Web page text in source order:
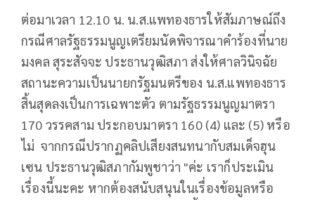
ต่อมาเวลา 12.10 น. น.ส.แพทองธารให้สัมภาษณ์ถึง
กรณีศาลรัฐธรรมนูญเตรียมนัดพิจารณาคำร้องที่นาย
มงคล สุระสัจจะ ประธานวุฒิสภา ส่งให้ศาลวินิจฉัย
สถานะความเป็นนายกรัฐมนตรีของ น.ส.แพทองธาร
สิ้นสุดลงเป็นการเฉพาะตัว ตามรัฐธรรมนูญมาตรา
170 วรรคสาม ประกอบมาตรา 160 (4) และ (5) หรือ
ไม่ จากกรณีปรากฏคลิปเสียงสนทนากับสมเด็จฮุน
เซน ประธานวุฒิสภากัมพูชาว่า "ค่ะ เราก็ประเมิน
เรื่องนี้นะคะ หากต้องสนับสนุนในเรื่องข้อมูลหรือ